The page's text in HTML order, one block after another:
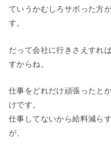
ていうかむしろサボった方
す。
だって会社に行きさえすれ
すからね。
仕事をどれだけ頑張ったと
けです。
仕事してないから給料減ら
が、